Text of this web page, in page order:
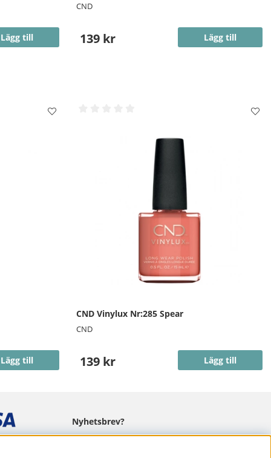
Lägg till
CND
139 kr Lägg till
Lägg till
CND Vinylux Nr:285 Spear
CND
139 kr Lägg till
Nyhetsbrev?